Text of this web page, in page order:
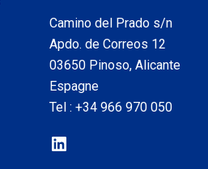
Camino del Prado s/n
Apdo. de Correos 12
03650 Pinoso, Alicante
Espagne
Tel : +34 966 970 050